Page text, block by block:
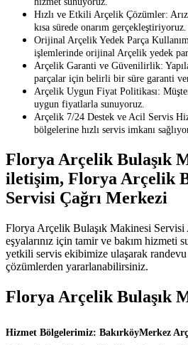
Hızlı ve Etkili Arçelik Çözümler:
kısa sürede onarım gerçekleştiriyoruz.
Orijinal Arçelik Yedek Parça
işlemlerinde orijinal Arçelik yedek
Arçelik Garanti ve Güvenilirlik:
parçalar için belirli bir süre garanti
Arçelik Uygun Fiyat Politikası:
uygun fiyatlarla sunuyoruz.
Arçelik 7/24 Destek ve Acil Servis
bölgelerine hızlı servis imkanı
Florya Arçelik Bulaşık
iletişim, Florya Arçelik
Servisi Çağrı Merkezi
Florya Arçelik Bulaşık Makinesi
eşyalarınız için tamir ve bakım hizmeti
yetkili servis ekibimize ulaşarak randevu
çözümlerden yararlanabilirsiniz.
Florya Arçelik Bulaşık
Hizmet Bölgelerimiz: BakırköyMerkez